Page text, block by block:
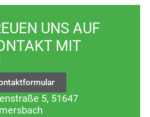
UNS AUF
MIT
5, 51647